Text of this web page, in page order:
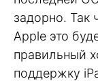
задорно. Так
Apple это
правильный
поддержку